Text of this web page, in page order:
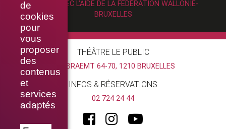
de
cookies
pour
vous
proposer
des
contenus
et
services
adaptés
RÉALISÉ AVEC L’AIDE DE LA FÉDÉRATION WALLONIE-
BRUXELLES
THÉÂTRE LE PUBLIC
RUE BRAEMT 64-70, 1210 BRUXELLES
INFOS & RÉSERVATIONS
02 724 24 44